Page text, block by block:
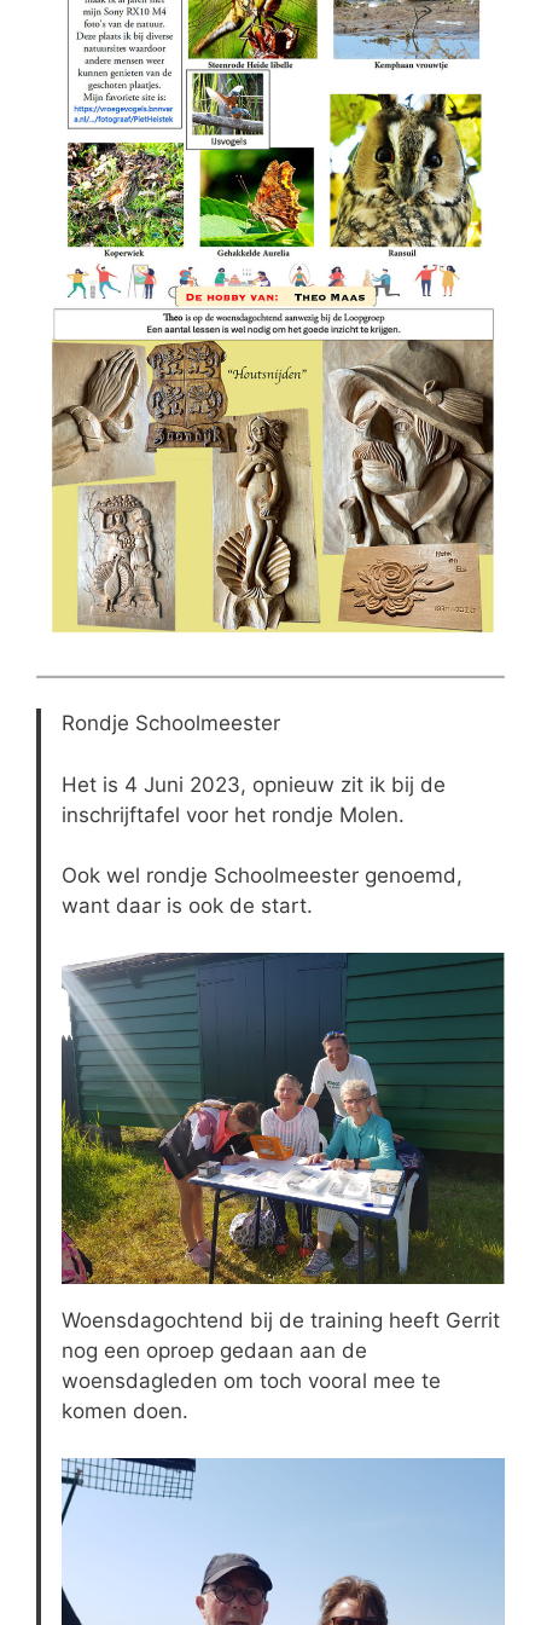
Rondje Schoolmeester
Het is 4 Juni 2023, opnieuw zit ik bij de
inschrijftafel voor het rondje Molen.
Ook wel rondje Schoolmeester genoemd,
want daar is ook de start.
Woensdagochtend bij de training heeft Gerrit
nog een oproep gedaan aan de
woensdagleden om toch vooral mee te
komen doen.